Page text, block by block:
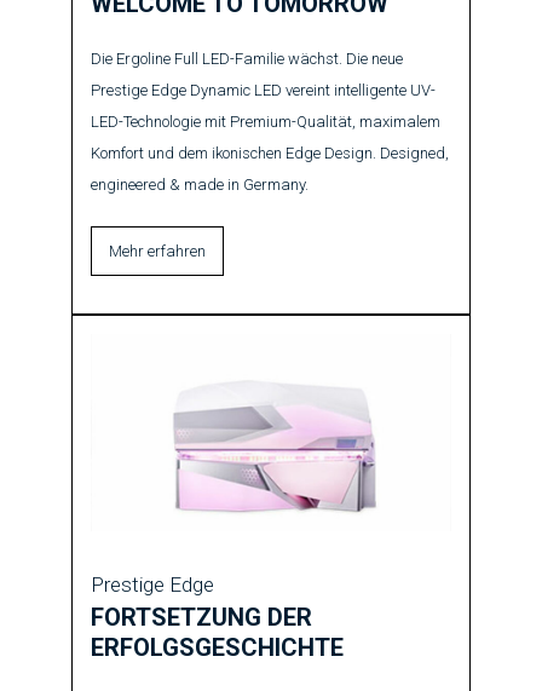
Die Ergoline Full LED-Familie wächst. Die neue
Prestige Edge Dynamic LED vereint intelligente UV-
LED-Technologie mit Premium-Qualität, maximalem
Komfort und dem ikonischen Edge Design. Designed,
engineered & made in Germany.
Mehr erfahren
Prestige Edge
FORTSETZUNG DER
ERFOLGSGESCHICHTE